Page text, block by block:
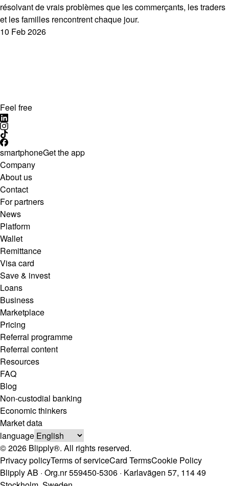
résolvant de vrais problèmes que les commerçants, les traders
et les familles rencontrent chaque jour.
10 Feb 2026
Feel free
smartphoneGet the app
Company
About us
Contact
For partners
News
Platform
Wallet
Remittance
Visa card
Save & invest
Loans
Business
Marketplace
Pricing
Referral programme
Referral content
Resources
FAQ
Blog
Non-custodial banking
Economic thinkers
Market data
language
© 2026 Blipply®. All rights reserved.
Privacy policyTerms of serviceCard TermsCookie Policy
Blipply AB · Org.nr 559450-5306 · Karlavägen 57, 114 49